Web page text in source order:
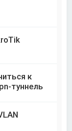
к
туннель